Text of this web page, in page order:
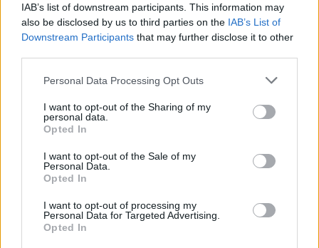
IAB’s list of downstream participants. This information may
also be disclosed by us to third parties on the IAB’s List of
Downstream Participants that may further disclose it to other
Please note that this website/app uses one or more Google
not limited to your visit or usage behaviour. You may click to
grant or deny consent to Google and its third-party tags to
use your data for below specified purposes in below Google
consent section.
Personal Data Processing Opt Outs
I want to opt-out of the Sharing of my
personal data.
Opted In
I want to opt-out of the Sale of my
Personal Data.
Opted In
I want to opt-out of processing my
Personal Data for Targeted Advertising.
Opted In
SZTÁRHÍREK
Madonna legemlékezetesebb
színpadi szettjei